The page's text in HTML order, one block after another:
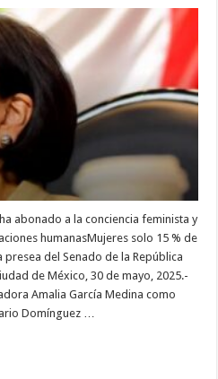
abonado a la conciencia feminista y
humanasMujeres solo 15 % de
del Senado de la República
de México, 30 de mayo, 2025.-
Amalia García Medina como
Domínguez …